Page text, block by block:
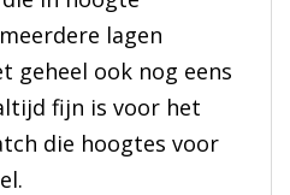
lagen
geheel ook nog eens
fijn is voor het
die hoogtes voor